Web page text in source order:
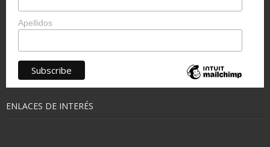
Apellidos
ENLACES DE INTERÉS